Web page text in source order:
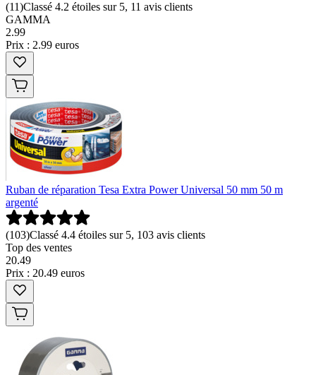
(11)Classé 4.2 étoiles sur 5, 11 avis clients
GAMMA
2.99
Prix : 2.99 euros
Ruban de réparation Tesa Extra Power Universal 50 mm 50 m
argenté
(103)Classé 4.4 étoiles sur 5, 103 avis clients
Top des ventes
20.49
Prix : 20.49 euros